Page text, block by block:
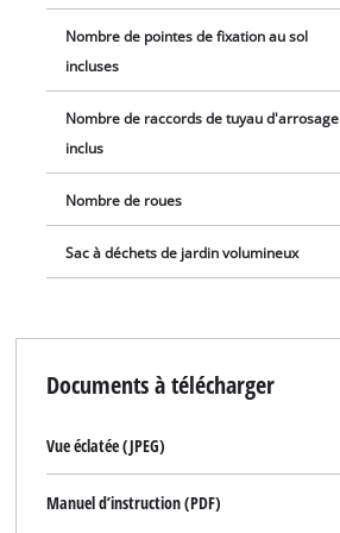
Nombre de pointes de fixation au sol
incluses
Nombre de raccords de tuyau d'arrosage
inclus
Nombre de roues
Sac à déchets de jardin volumineux
Documents à télécharger
Vue éclatée (JPEG)
Manuel d’instruction (PDF)